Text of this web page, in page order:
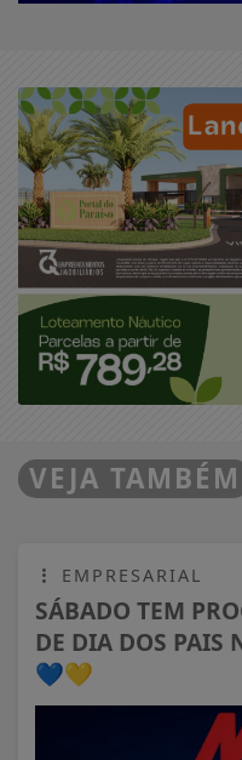
VEJA TAMBÉM
EMPRESARIAL
SÁBADO TEM
DE DIA DOS PAIS
💙💛